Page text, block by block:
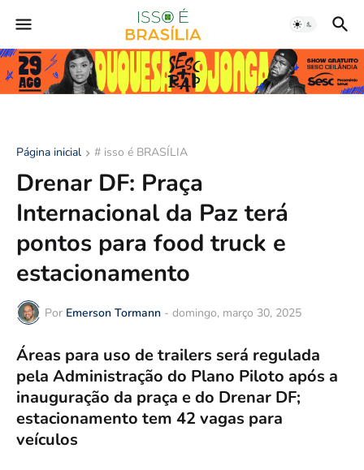
Página inicial # isso é BRASÍLIA
Drenar DF: Praça
Internacional da Paz terá
pontos para food truck e
estacionamento
Por Emerson Tormann - domingo, março 30, 2025
Áreas para uso de trailers será regulada
pela Administração do Plano Piloto após a
inauguração da praça e do Drenar DF;
estacionamento tem 42 vagas para
veículos